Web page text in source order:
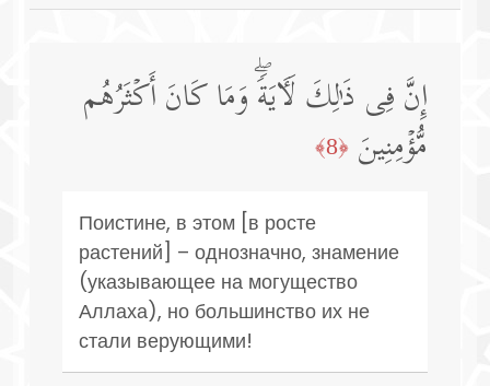
إِنَّ فِی ذَ ٰ⁠لِكَ لَـَٔایَةࣰۖ وَمَا كَانَ أَكۡثَرُهُم
مُّؤۡمِنِینَ ﴿8﴾
Поистине, в этом [в росте
растений] – однозначно, знамение
(указывающее на могущество
Аллаха), но большинство их не
стали верующими!